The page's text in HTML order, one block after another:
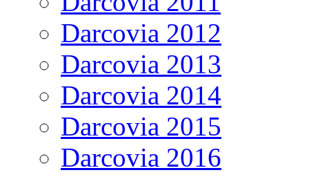
Darcovia 2012
Darcovia 2013
Darcovia 2014
Darcovia 2015
Darcovia 2016